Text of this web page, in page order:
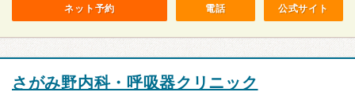
ネット予約 電話 公式サイト
さがみ野内科・呼吸器クリニック